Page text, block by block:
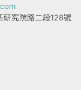
究院路二段128號